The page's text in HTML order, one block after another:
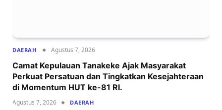
DAERAH Agustus 7, 2026
Camat Kepulauan Tanakeke Ajak Masyarakat
Perkuat Persatuan dan Tingkatkan Kesejahteraan
di Momentum HUT ke-81 RI.
Agustus 7, 2026 DAERAH